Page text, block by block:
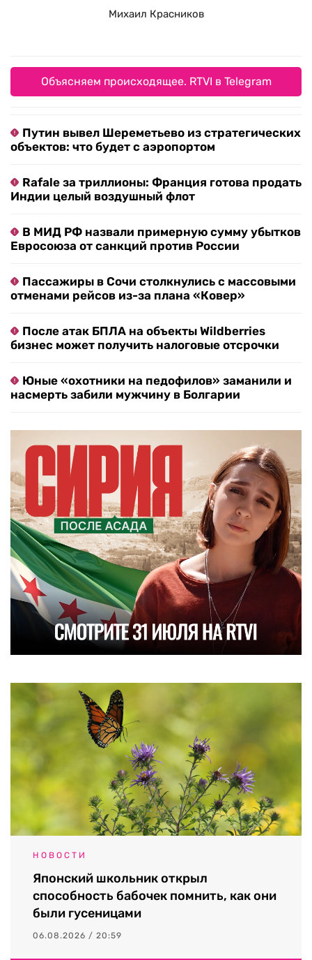
Михаил Красников
Объясняем происходящее. RTVI в Telegram
Путин вывел Шереметьево из стратегических
объектов: что будет с аэропортом
Rafale за триллионы: Франция готова продать
Индии целый воздушный флот
В МИД РФ назвали примерную сумму убытков
Евросоюза от санкций против России
Пассажиры в Сочи столкнулись с массовыми
отменами рейсов из-за плана «Ковер»
После атак БПЛА на объекты Wildberries
бизнес может получить налоговые отсрочки
Юные «охотники на педофилов» заманили и
насмерть забили мужчину в Болгарии
НОВОСТИ
Японский школьник открыл
способность бабочек помнить, как они
были гусеницами
06.08.2026 / 20:59